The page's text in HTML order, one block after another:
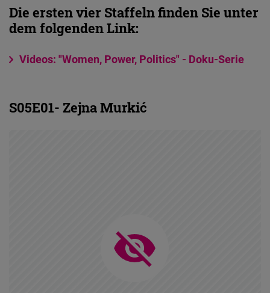
Die ersten vier Staffeln finden Sie unter
dem folgenden Link:
Videos: "Women, Power, Politics" - Doku-Serie
S05E01- Zejna Murkić
Podigee
Embed